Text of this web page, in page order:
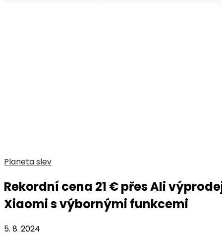
Planeta slev
Rekordní cena 21 € přes Ali
Xiaomi s výbornými funkcemi
5. 8. 2024